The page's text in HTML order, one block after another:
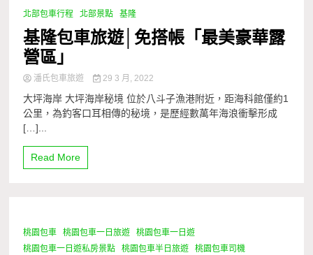
1 Minute
北部包車行程 北部景點 基隆
基隆包車旅遊│免搭帳「最美豪華露
營區」
潘氏包車旅遊 29 3 月, 2022
大坪海岸 大坪海岸秘境 位於八斗子漁港附近，距海科館僅約1
公里，為釣客口耳相傳的秘境，是歷經數萬年海浪衝擊形成
[…]...
Read More
1 Minute
桃園包車 桃園包車一日旅遊
桃園包車一日遊
桃園包車一日遊私房景點
桃園包車半日旅遊
桃園包車司機